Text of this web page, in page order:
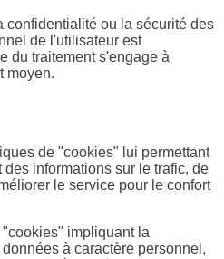
confidentialité ou la sécurité des
de l'utilisateur est
du traitement s'engage à
moyen.
de "cookies" lui permettant
informations sur le trafic, de
le service pour le confort
impliquant la
à caractère personnel,